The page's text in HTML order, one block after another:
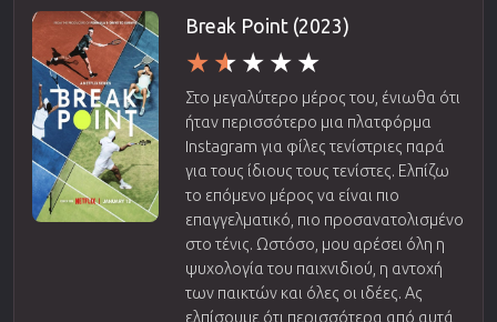
Break Point (2023)
Στο μεγαλύτερο μέρος του, ένιωθα ότι
ήταν περισσότερο μια πλατφόρμα
Instagram για φίλες τενίστριες παρά
για τους ίδιους τους τενίστες. Ελπίζω
το επόμενο μέρος να είναι πιο
επαγγελματικό, πιο προσανατολισμένο
στο τένις. Ωστόσο, μου αρέσει όλη η
ψυχολογία του παιχνιδιού, η αντοχή
των παικτών και όλες οι ιδέες. Ας
ελπίσουμε ότι περισσότερα από αυτά